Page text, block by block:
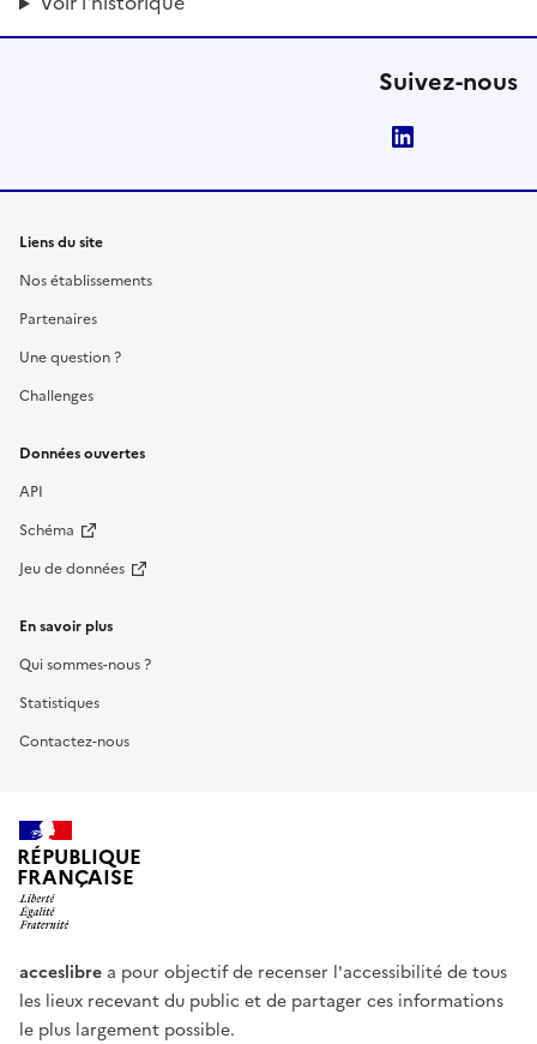
Suivez-nous
Liens du site
Nos établissements
Partenaires
Une question ?
Challenges
Données ouvertes
API
Schéma
Jeu de données
En savoir plus
Qui sommes-nous ?
Statistiques
Contactez-nous
RÉPUBLIQUE
FRANÇAISE
acceslibre a pour objectif de recenser l'accessibilité de tous
les lieux recevant du public et de partager ces informations
le plus largement possible.